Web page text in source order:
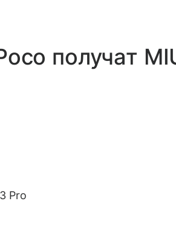
получат
Pro